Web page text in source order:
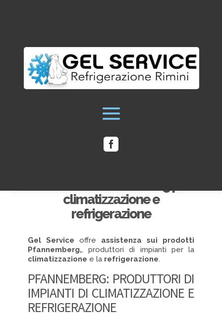

climatizzazione e
refrigerazione
Gel Service offre assistenza sui prodotti
Pfannemberg,, produttori di impianti per la
climatizzazione e la refrigerazione.
PFANNEMBERG: PRODUTTORI DI
IMPIANTI DI CLIMATIZZAZIONE E
REFRIGERAZIONE